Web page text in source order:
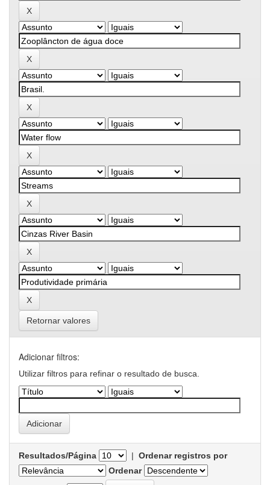
Retornar valores
Adicionar filtros:
Utilizar filtros para refinar o resultado de busca.
Resultados/Página | Ordenar registros por
Ordenar